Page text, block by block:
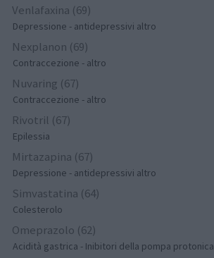
Venlafaxina (69)
Depressione - antidepressivi altro
Nexplanon (69)
Contraccezione - altro
Nuvaring (67)
Contraccezione - altro
Rivotril (67)
Epilessia
Mirtazapina (67)
Depressione - antidepressivi altro
Simvastatina (64)
Colesterolo
Omeprazolo (62)
Acidità gastrica - Inibitori della pompa protonica